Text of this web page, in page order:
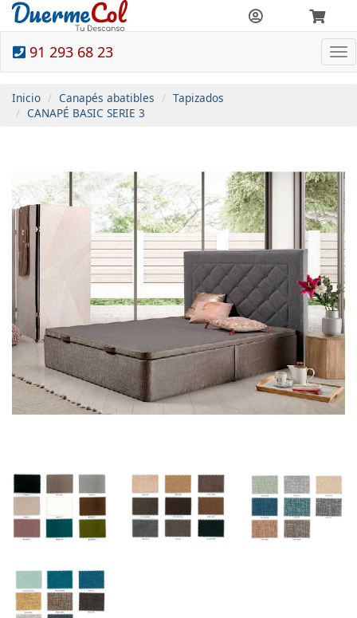
91 293 68 23
Inicio Canapés abatibles
Tapizados
CANAPÉ BASIC SERIE 3